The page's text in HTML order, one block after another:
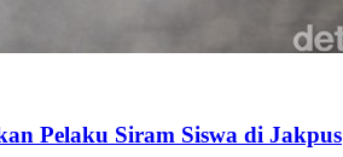
Pelaku Siram Siswa di Jakpus